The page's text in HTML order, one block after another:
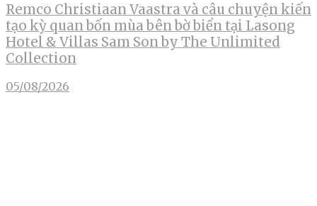
Remco Christiaan Vaastra và câu chuyện kiến
tạo kỳ quan bốn mùa bên bờ biển tại Lasong
Hotel & Villas Sam Son by The Unlimited
Collection
05/08/2026